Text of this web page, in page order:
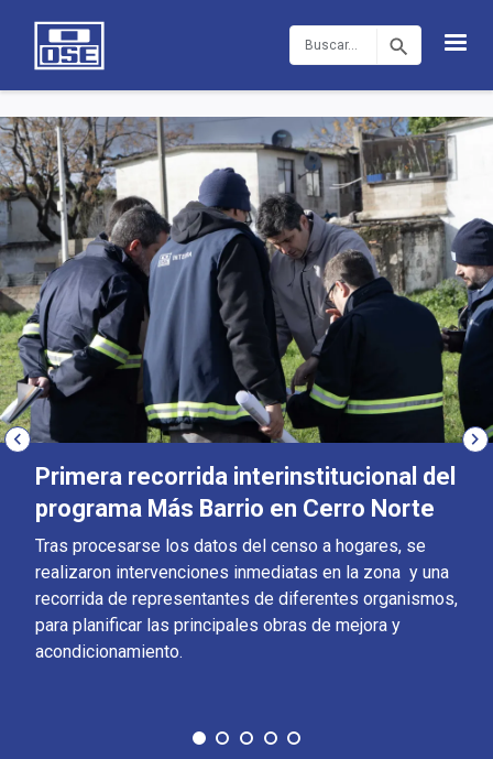
Buscar
Imagen
Primera recorrida interinstitucional del
programa Más Barrio en Cerro Norte
Tras procesarse los datos del censo a hogares, se
realizaron intervenciones inmediatas en la zona y una
recorrida de representantes de diferentes organismos,
para planificar las principales obras de mejora y
acondicionamiento.